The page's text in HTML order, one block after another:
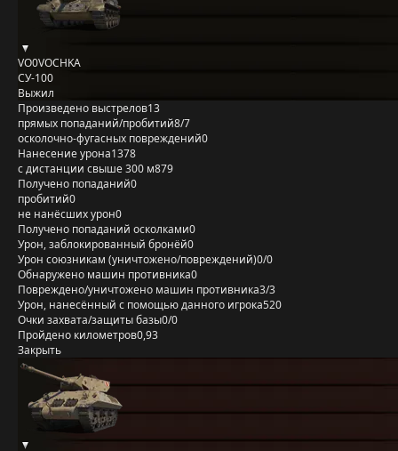
VO0VOCHKA
СУ-100
Выжил
Произведено выстрелов13
прямых попаданий/пробитий8/7
осколочно-фугасных повреждений0
Нанесение урона1378
с дистанции свыше 300 м879
Получено попаданий0
пробитий0
не нанёсших урон0
Получено попаданий осколками0
Урон, заблокированный бронёй0
Урон союзникам (уничтожено/повреждений)0/0
Обнаружено машин противника0
Повреждено/уничтожено машин противника3/3
Урон, нанесённый с помощью данного игрока520
Очки захвата/защиты базы0/0
Пройдено километров0,93
Закрыть